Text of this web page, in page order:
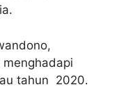
tahun 2020.